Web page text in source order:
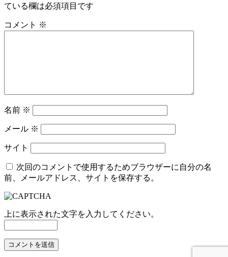
ている欄は必須項目です
コメント ※
名前 ※
メール ※
サイト
次回のコメントで使用するためブラウザーに自分の名
前、メールアドレス、サイトを保存する。
上に表示された文字を入力してください。